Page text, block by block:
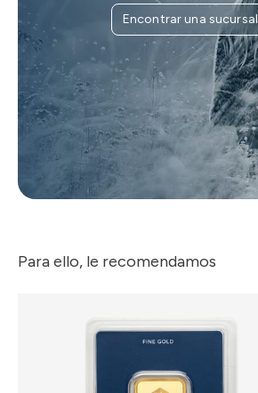
Encontrar una sucursal
Para ello, le recomendamos